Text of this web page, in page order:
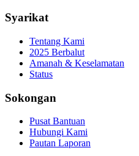
Syarikat
Tentang Kami
2025 Berbalut
Amanah & Keselamatan
Status
Sokongan
Pusat Bantuan
Hubungi Kami
Pautan Laporan